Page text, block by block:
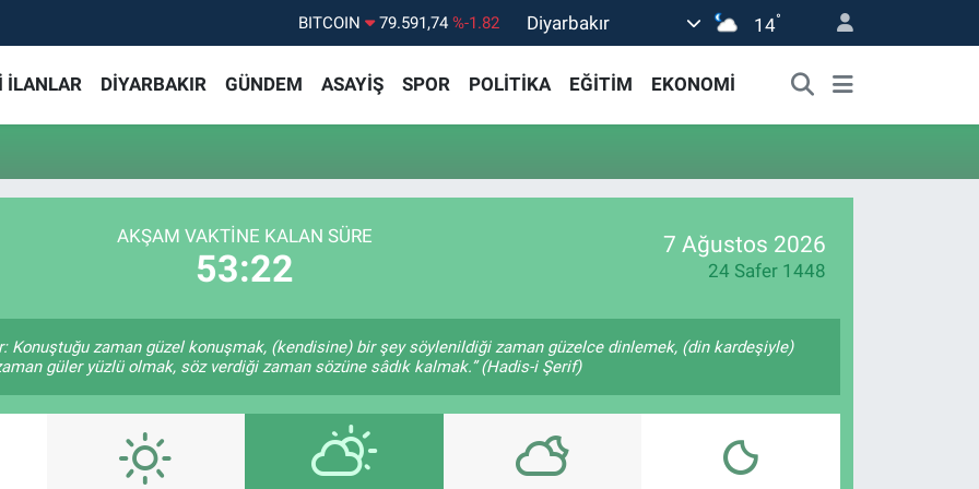
BITCOIN 79.591,74 %-1.82
G.ALTIN
6862,09000 %0.19
Diyarbakır 14°
İLANLAR DİYARBAKIR GÜNDEM ASAYİŞ SPOR POLİTİKA EĞİTİM EKONOMİ
AKŞAM VAKTİNE KALAN SÜRE
53:22
7 Ağustos 2026
24 Safer 1448
Konuştuğu zaman güzel konuşmak, (kendisine) bir şey söylenildiği zaman güzelce dinlemek, (din kardeşiyle)
güler yüzlü olmak, söz verdiği zaman sözüne sâdık kalmak.” (Hadis-i Şerif)